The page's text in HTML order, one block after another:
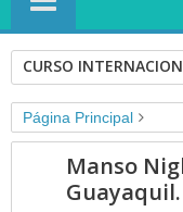
CURSO
Página Principal
CONSUME
EVENTOS
Manso Night Bazaar,
Manso
Guayaquil.